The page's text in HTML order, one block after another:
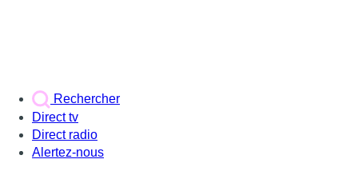
Rechercher
Direct tv
Direct radio
Alertez-nous